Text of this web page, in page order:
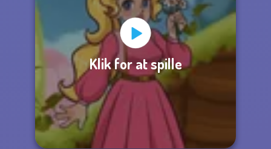
Klik for at spille